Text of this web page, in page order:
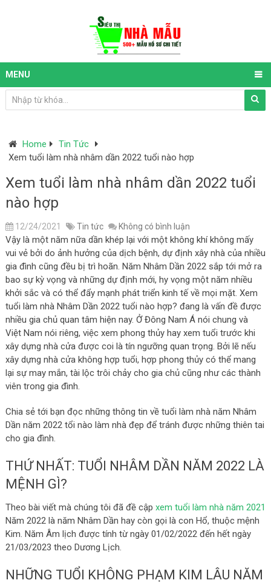
MENU
Home
Tin Tức
Xem tuổi làm nhà nhâm dần 2022 tuổi nào hợp
Xem tuổi làm nhà nhâm dần 2022 tuổi
nào hợp
12/24/2021 Tin tức Không có bình luận
Vậy là một năm nữa dần khép lại với một không khí không mấy
vui vẻ bởi do ảnh hưởng của dịch bệnh, dự định xây nhà của nhiều
gia đình cũng đều bị trì hoãn. Năm Nhâm Dần 2022 sắp tới mở ra
bao sự kỳ vọng và những dự định mới, hy vọng một năm nhiều
khởi sắc và có thể đẩy mạnh phát triển kinh tế về mọi mặt. Xem
tuổi làm nhà Nhâm Dần 2022 tuổi nào hợp? đang là vấn đề được
nhiều gia chủ quan tâm hiện nay. Ở Đông Nam Á nói chung và
Việt Nam nói riêng, việc xem phong thủy hay xem tuổi trước khi
xây dựng nhà cửa được coi là tín ngưỡng quan trọng. Bởi lẽ nếu
xây dựng nhà cửa không hợp tuổi, hợp phong thủy có thể mang
lại sự may mắn, tài lộc trôi chảy cho gia chủ cũng như các thành
viên trong gia đình.
Chia sẻ tới bạn đọc những thông tin về tuổi làm nhà năm Nhâm
Dần năm 2022 tổi nào làm nhà đẹp để tránh được những thiên tai
cho gia đình.
THỨ NHẤT: TUỔI NHÂM DẦN NĂM 2022 LÀ
MỆNH GÌ?
Theo bài viết mà chúng tôi đã đề cập xem tuổi làm nhà năm 2021
Năm 2022 là năm Nhâm Dần hay còn gọi là con Hổ, thuộc mệnh
Kim. Năm Âm lịch được tính từ ngày 01/02/2022 đến hết ngày
21/03/2023 theo Dương Lịch.
NHỮNG TUỔI KHÔNG PHẠM KIM LÂU NĂM